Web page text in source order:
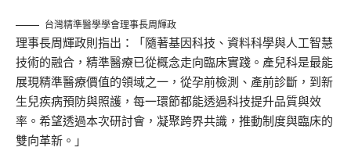
台灣精準醫學學會理事長周輝政
理事長周輝政則指出：「隨著基因科技、資料科學與人工智慧
技術的融合，精準醫療已從概念走向臨床實踐。產兒科是最能
展現精準醫療價值的領域之一，從孕前檢測、產前診斷，到新
生兒疾病預防與照護，每一環節都能透過科技提升品質與效
率。希望透過本次研討會，凝聚跨界共識，推動制度與臨床的
雙向革新。」